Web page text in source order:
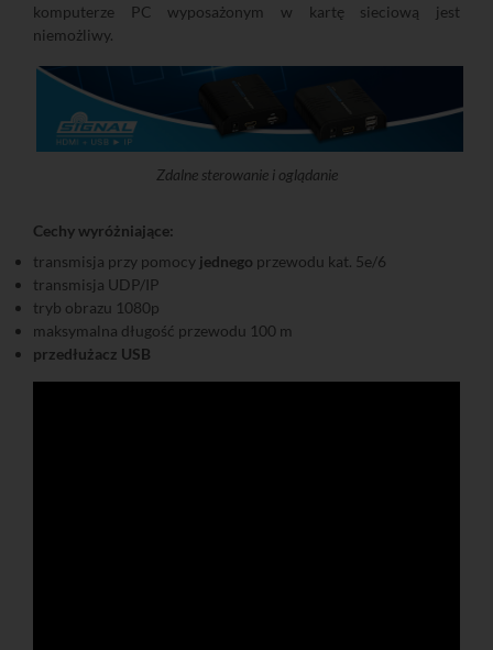
komputerze PC wyposażonym w kartę sieciową jest
niemożliwy.
Zdalne sterowanie i oglądanie
Cechy wyróżniające:
transmisja przy pomocy jednego przewodu kat. 5e/6
transmisja UDP/IP
tryb obrazu 1080p
maksymalna długość przewodu 100 m
przedłużacz USB